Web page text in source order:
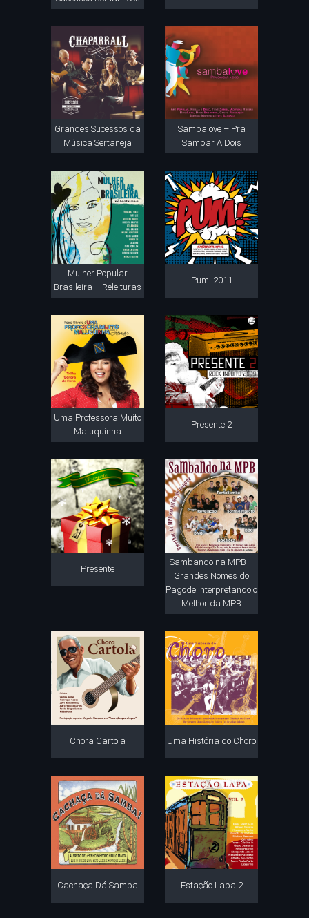
Grandes Sucessos da
Música Sertaneja
Sambalove – Pra
Sambar A Dois
Mulher Popular
Brasileira – Releituras
Pum! 2011
Uma Professora Muito
Maluquinha
Presente 2
Presente
Sambando na MPB –
Grandes Nomes do
Pagode Interpretando o
Melhor da MPB
Chora Cartola Uma História do Choro
Cachaça Dá Samba Estação Lapa 2